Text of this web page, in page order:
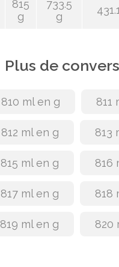
815
g
733.5
g
Plus de
810 ml en g 811
812 ml en g 813
815 ml en g 816
817 ml en g 818
819 ml en g 820